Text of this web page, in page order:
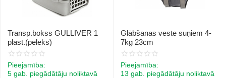
Transp.bokss GULLIVER 1
plast.(peleks)
Pieejamība:
5 gab. piegādātāju noliktavā
Glābšanas veste suņiem 4-
7kg 23cm
Pieejamība:
13 gab. piegādātāju noliktavā